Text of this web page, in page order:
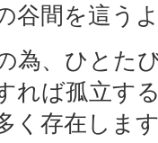
谷間を這う
為、ひとた
れば孤立す
く存在しま